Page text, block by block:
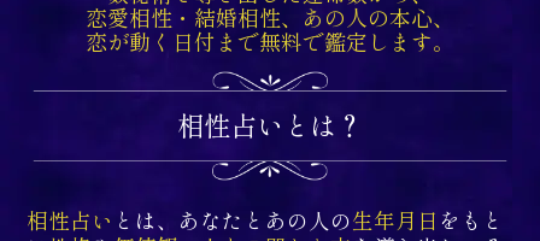
恋愛相性・結婚相性、あの人の本心、
恋が動く日付まで無料で鑑定します。
相性占いとは？
相性占い とは、あなたとあの人の生年月日 をもと